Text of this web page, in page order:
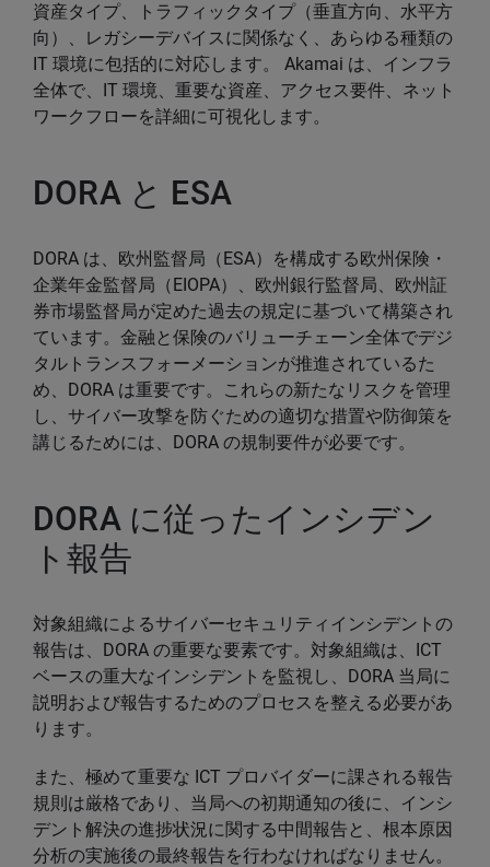
資産タイプ、トラフィックタイプ（垂直方向、水平方
向）、レガシーデバイスに関係なく、あらゆる種類の
IT 環境に包括的に対応します。 Akamai は、インフラ
全体で、IT 環境、重要な資産、アクセス要件、ネット
ワークフローを詳細に可視化します。
DORA と ESA
DORA は、欧州監督局（ESA）を構成する欧州保険・
企業年金監督局（EIOPA）、欧州銀行監督局、欧州証
券市場監督局が定めた過去の規定に基づいて構築され
ています。金融と保険のバリューチェーン全体でデジ
タルトランスフォーメーションが推進されているた
め、DORA は重要です。これらの新たなリスクを管理
し、サイバー攻撃を防ぐための適切な措置や防御策を
講じるためには、DORA の規制要件が必要です。
DORA に従ったインシデン
ト報告
対象組織によるサイバーセキュリティインシデントの
報告は、DORA の重要な要素です。対象組織は、ICT
ベースの重大なインシデントを監視し、DORA 当局に
説明および報告するためのプロセスを整える必要があ
ります。
また、極めて重要な ICT プロバイダーに課される報告
規則は厳格であり、当局への初期通知の後に、インシ
デント解決の進捗状況に関する中間報告と、根本原因
分析の実施後の最終報告を行わなければなりません。